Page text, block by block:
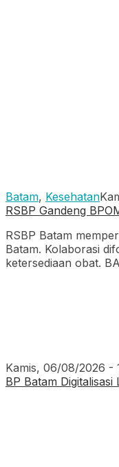
Batam, Kesehatan
RSBP Gandeng
RSBP Batam
Batam. Kolaborasi
ketersediaan obat.
Kamis, 06/08/2026 -
BP Batam